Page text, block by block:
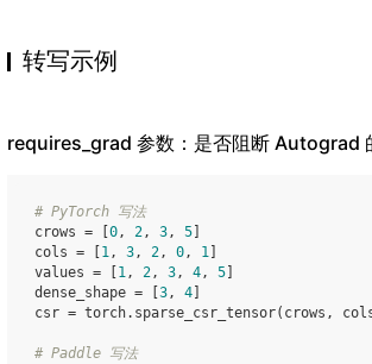
转写示例
requires_grad 参数：是否阻断 Autograd
# PyTorch 写法
crows = 0, 2, 3, 5
cols = 1, 3, 2, 0, 1
values = 1, 2, 3, 4, 5
dense_shape = 3, 4
csr = torch. sparse_csr_tensor( crows ,
# Paddle 写法